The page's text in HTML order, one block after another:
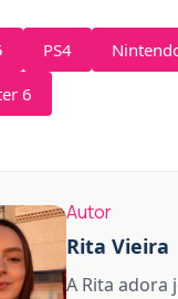
PS4
6
Autor
Rita Vieira
A Rita adora